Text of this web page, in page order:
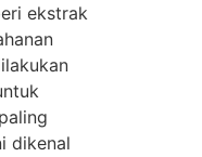
ekstrak
dikenal